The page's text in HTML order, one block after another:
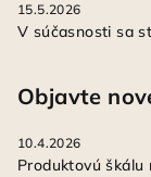
15.5.2026
V súčasnosti sa
Objavte
10.4.2026
Produktovú škálu